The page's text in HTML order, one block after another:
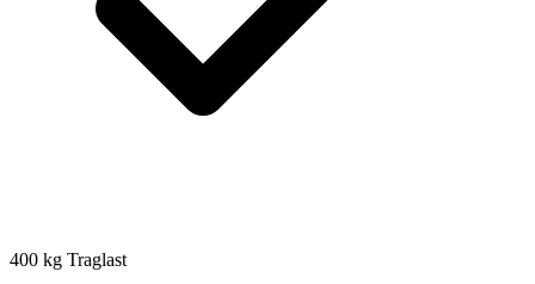
400 kg Traglast